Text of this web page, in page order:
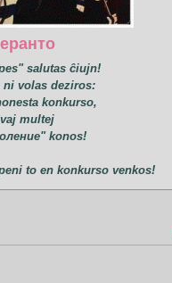
salutas ĉiujn!
volas deziros:
konkurso,
multej
konos!
to en konkurso venkos!